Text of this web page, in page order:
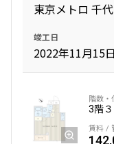
東京メトロ 千
竣工日
2022年11月15日
3階